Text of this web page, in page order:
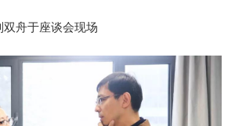
舟于座谈会现场